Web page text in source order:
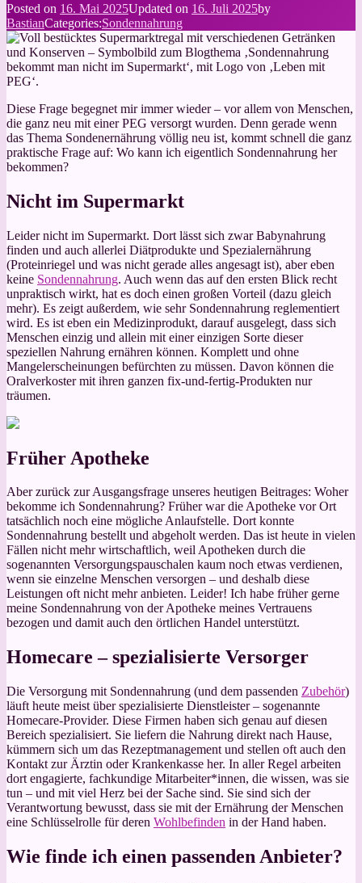
Posted on 16. Mai 2025Updated on 16. Juli 2025by
BastianCategories:Sondennahrung
Diese Frage begegnet mir immer wieder – vor allem von Menschen,
die ganz neu mit einer PEG versorgt wurden. Denn gerade wenn
das Thema Sondenernährung völlig neu ist, kommt schnell die ganz
praktische Frage auf: Wo kann ich eigentlich Sondennahrung her
bekommen?
Nicht im Supermarkt
Leider nicht im Supermarkt. Dort lässt sich zwar Babynahrung
finden und auch allerlei Diätprodukte und Spezialernährung
(Proteinriegel und was nicht gerade alles angesagt ist), aber eben
keine Sondennahrung. Auch wenn das auf den ersten Blick recht
unpraktisch wirkt, hat es doch einen großen Vorteil (dazu gleich
mehr). Es zeigt außerdem, wie sehr Sondennahrung reglementiert
wird. Es ist eben ein Medizinprodukt, darauf ausgelegt, dass sich
Menschen einzig und allein mit einer einzigen Sorte dieser
speziellen Nahrung ernähren können. Komplett und ohne
Mangelerscheinungen befürchten zu müssen. Davon können die
Oralverkoster mit ihren ganzen fix-und-fertig-Produkten nur
träumen.
Früher Apotheke
Aber zurück zur Ausgangsfrage unseres heutigen Beitrages: Woher
bekomme ich Sondennahrung? Früher war die Apotheke vor Ort
tatsächlich noch eine mögliche Anlaufstelle. Dort konnte
Sondennahrung bestellt und abgeholt werden. Das ist heute in vielen
Fällen nicht mehr wirtschaftlich, weil Apotheken durch die
sogenannten Versorgungspauschalen kaum noch etwas verdienen,
wenn sie einzelne Menschen versorgen – und deshalb diese
Leistungen oft nicht mehr anbieten. Leider! Ich habe früher gerne
meine Sondennahrung von der Apotheke meines Vertrauens
bezogen und damit auch den örtlichen Handel unterstützt.
Homecare – spezialisierte Versorger
Die Versorgung mit Sondennahrung (und dem passenden Zubehör)
läuft heute meist über spezialisierte Dienstleister – sogenannte
Homecare-Provider. Diese Firmen haben sich genau auf diesen
Bereich spezialisiert. Sie liefern die Nahrung direkt nach Hause,
kümmern sich um das Rezeptmanagement und stellen oft auch den
Kontakt zur Ärztin oder Krankenkasse her. In aller Regel arbeiten
dort engagierte, fachkundige Mitarbeiter*innen, die wissen, was sie
tun – und mit viel Herz bei der Sache sind. Sie sind sich der
Verantwortung bewusst, dass sie mit der Ernährung der Menschen
eine Schlüsselrolle für deren Wohlbefinden in der Hand haben.
Wie finde ich einen passenden Anbieter?